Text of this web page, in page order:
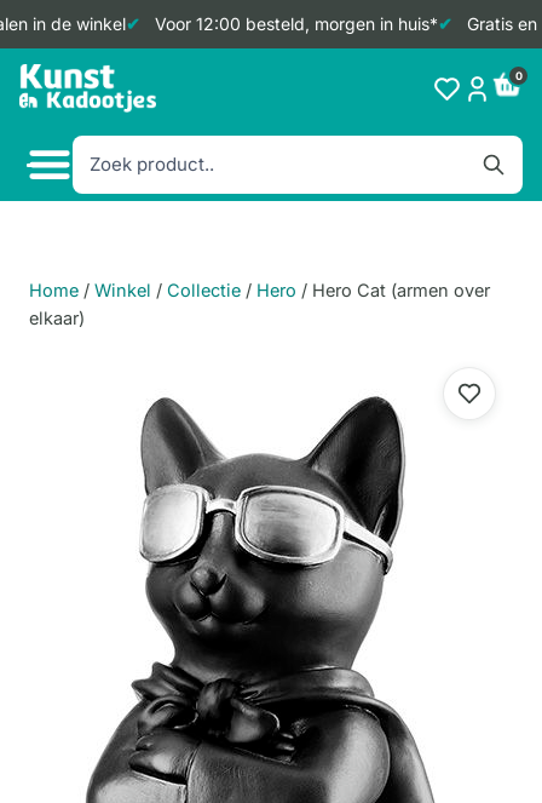
in de winkel Voor 12:00 besteld, morgen in huis* Gratis en
Doorgaan
naar
0
Home / Winkel / Collectie / Hero / Hero Cat (armen over
elkaar)